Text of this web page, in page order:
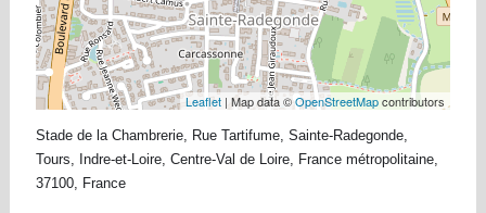
Leaflet | Map data ©OpenStreetMapcontributors
Stade de la Chambrerie, Rue Tartifume, Sainte-Radegonde,
Tours, Indre-et-Loire, Centre-Val de Loire, France métropolitaine,
37100, France